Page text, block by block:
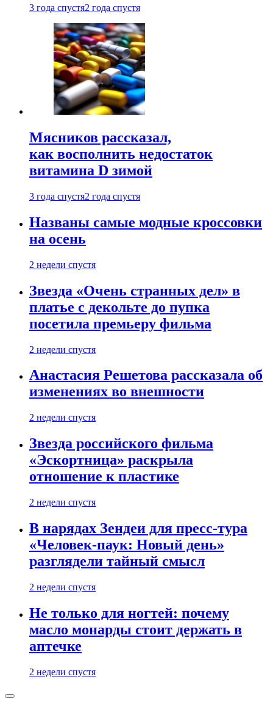
3 года спустя2 года спустя
Мясников рассказал,
как восполнить недостаток
витамина D зимой
3 года спустя2 года спустя
Названы самые модные кроссовки
на осень
2 недели спустя
Звезда «Очень странных дел» в
платье с декольте до пупка
посетила премьеру фильма
2 недели спустя
Анастасия Решетова рассказала об
изменениях во внешности
2 недели спустя
Звезда российского фильма
«Эскортница» раскрыла
отношение к пластике
2 недели спустя
В нарядах Зендеи для пресс-тура
«Человек-паук: Новый день»
разглядели тайный смысл
2 недели спустя
Не только для ногтей: почему
масло монарды стоит держать в
аптечке
2 недели спустя